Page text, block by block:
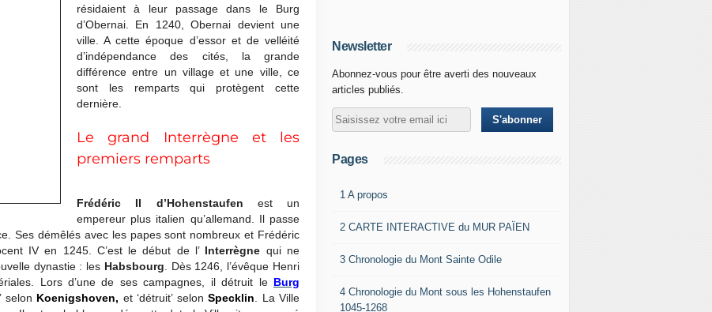
résidaient à leur passage dans le Burg
d’Obernai. En 1240, Obernai devient une
ville. A cette époque d’essor et de velléité
d’indépendance des cités, la grande
différence entre un village et une ville, ce
sont les remparts qui protègent cette
dernière.
Le grand Interrègne et les
premiers remparts
Frédéric II d’Hohenstaufen est un
empereur plus italien qu’allemand. Il passe
Ses démêlés avec les papes sont nombreux et Frédéric
IV en 1245. C’est le début de l’ Interrègne qui ne
dynastie : les Habsbourg . Dès 1246, l’évêque Henri
Lors d’une de ses campagnes, il détruit le Burg
selon Koenigshoven, et ‘détruit’ selonSpecklin . La Ville
Newsletter
Abonnez-vous pour être averti des nouveaux
articles publiés.
Pages
1 A propos
2 CARTE INTERACTIVE du MUR PAÏEN
3 Chronologie du Mont Sainte Odile
4 Chronologie du Mont sous les Hohenstaufen
1045-1268